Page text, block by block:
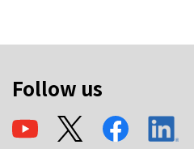
Follow us